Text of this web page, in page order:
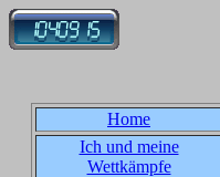
Home
Ich und meine
Wettkämpfe